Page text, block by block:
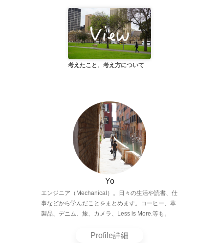
考えたこと、考え方について
Yo
エンジニア（Mechanical）。日々の生活や読書、仕
事などから学んだことをまとめます。コーヒー、革
製品、デニム、旅、カメラ、Less is More.等も。
Profile詳細